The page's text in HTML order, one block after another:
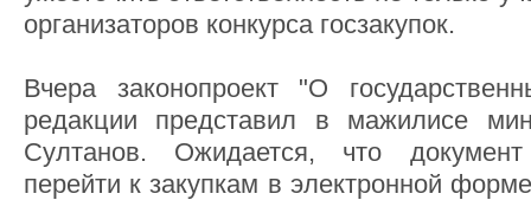
организаторов конкурса госзакупок.
Вчера законопроект "О
редакции представил в мажилисе
Султанов. Ожидается, что
перейти к закупкам в электронной